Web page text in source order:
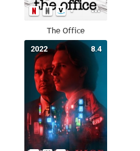
The Office
8.4
2022